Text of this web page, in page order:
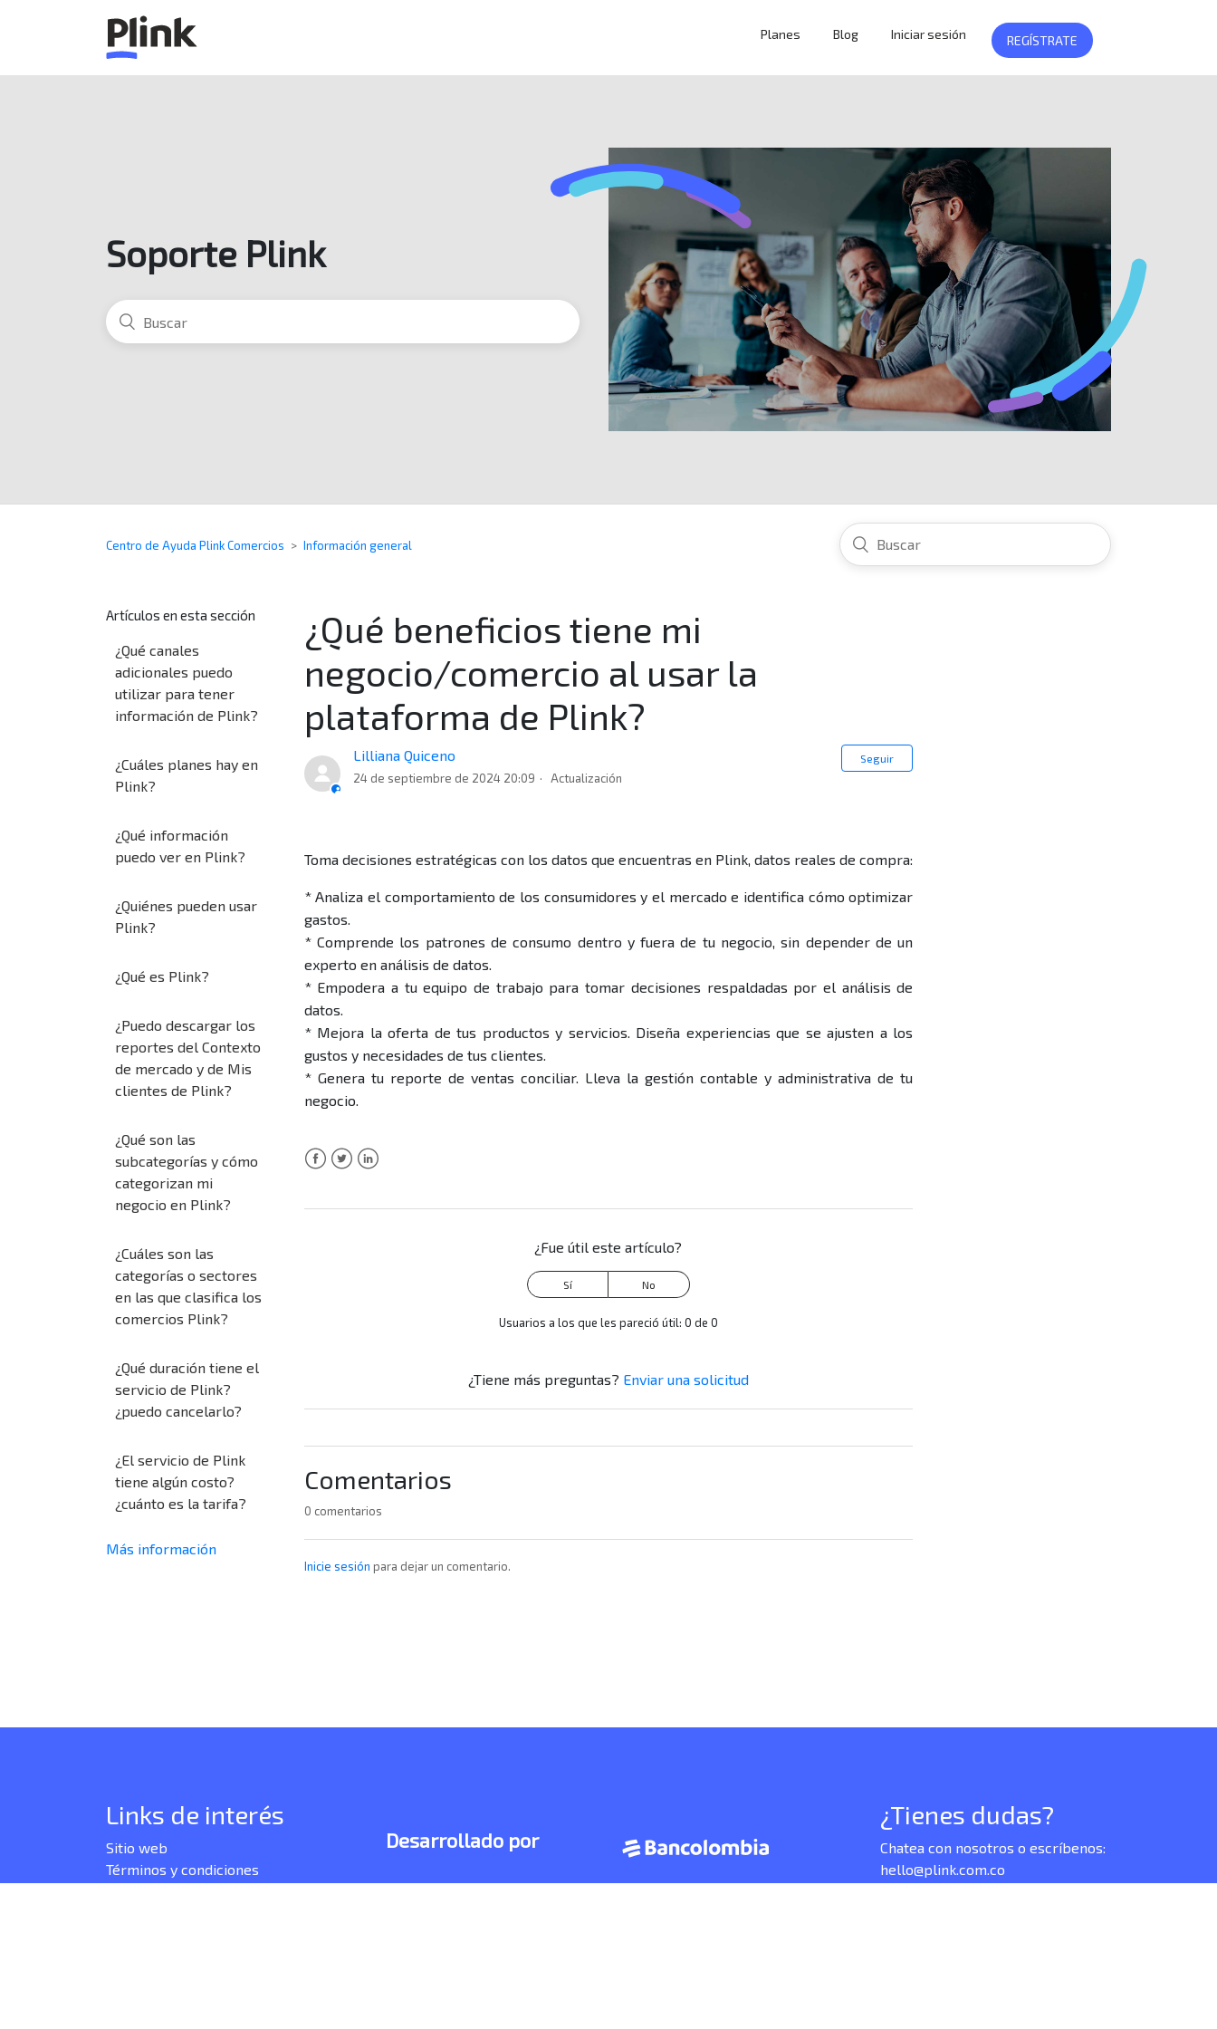
Planes Blog Iniciar sesión REGÍSTRATE
Soporte Plink
Centro de Ayuda Plink Comercios Información general
Artículos en esta sección
¿Qué canales
adicionales puedo
utilizar para tener
información de Plink?
¿Cuáles planes hay en
Plink?
¿Qué información
puedo ver en Plink?
¿Quiénes pueden usar
Plink?
¿Qué es Plink?
¿Puedo descargar los
reportes del Contexto
de mercado y de Mis
clientes de Plink?
¿Qué son las
subcategorías y cómo
categorizan mi
negocio en Plink?
¿Cuáles son las
categorías o sectores
en las que clasifica los
comercios Plink?
¿Qué duración tiene el
servicio de Plink?
¿puedo cancelarlo?
¿El servicio de Plink
tiene algún costo?
¿cuánto es la tarifa?
Más información
¿Qué beneficios tiene mi
negocio/comercio al usar la
plataforma de Plink?
Lilliana Quiceno
24 de septiembre de 2024 20:09 Actualización
Seguir
Toma decisiones estratégicas con los datos que encuentras en Plink, datos reales de compra:
* Analiza el comportamiento de los consumidores y el mercado e identifica cómo optimizar
gastos.
* Comprende los patrones de consumo dentro y fuera de tu negocio, sin depender de un
experto en análisis de datos.
* Empodera a tu equipo de trabajo para tomar decisiones respaldadas por el análisis de
datos.
* Mejora la oferta de tus productos y servicios. Diseña experiencias que se ajusten a los
gustos y necesidades de tus clientes.
* Genera tu reporte de ventas conciliar. Lleva la gestión contable y administrativa de tu
negocio.
¿Fue útil este artículo?
Usuarios a los que les pareció útil: 0 de 0
¿Tiene más preguntas? Enviar una solicitud
Comentarios
0 comentarios
Inicie sesión para dejar un comentario.
Links de interés
Sitio web
Términos y condiciones
Desarrollado por
¿Tienes dudas?
Chatea con nosotros o escríbenos:
hello@plink.com.co